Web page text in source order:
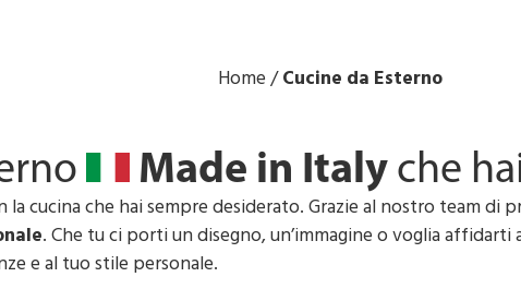
Home/Cucine da Esterno
Made in Italy che
la cucina che hai sempre desiderato. Grazie al nostro team
. Che tu ci porti un disegno, un’immagine o voglia
e al tuo stile personale.